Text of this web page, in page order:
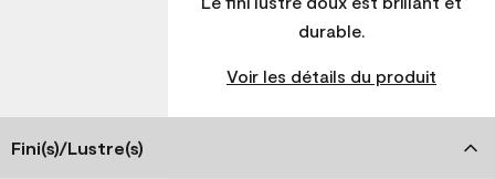
durable.
Voir les détails du produit
Fini(s)/Lustre(s)